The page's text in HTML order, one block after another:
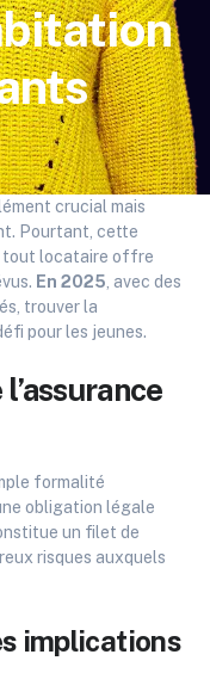
crucial mais
Pourtant, cette
tout locataire offre
En 2025 , avec des
trouver la
pour les jeunes.
formalité
obligation légale
un filet de
risques auxquels
implications